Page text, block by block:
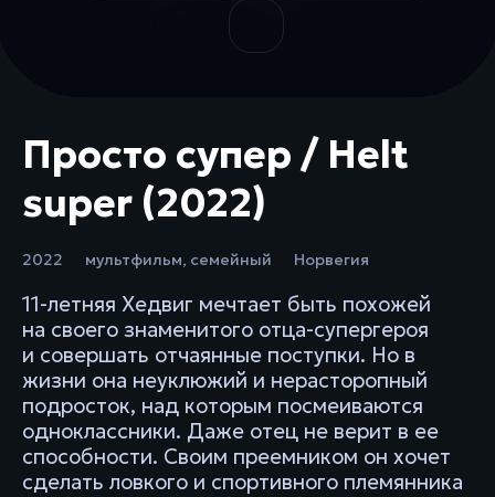
Просто супер / Helt
super (2022)
2022 мультфильм, семейный Норвегия
11-летняя Хедвиг мечтает быть похожей
на своего знаменитого отца-супергероя
и совершать отчаянные поступки. Но в
жизни она неуклюжий и нерасторопный
подросток, над которым посмеиваются
одноклассники. Даже отец не верит в ее
способности. Своим преемником он хочет
сделать ловкого и спортивного племянника